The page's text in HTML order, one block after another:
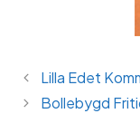
Lilla Edet
Bollebygd